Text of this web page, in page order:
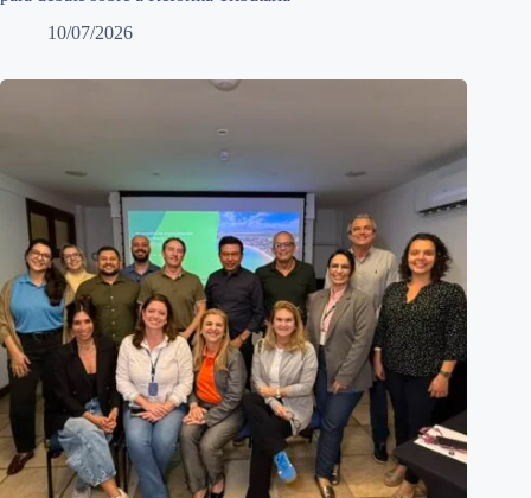
10/07/2026